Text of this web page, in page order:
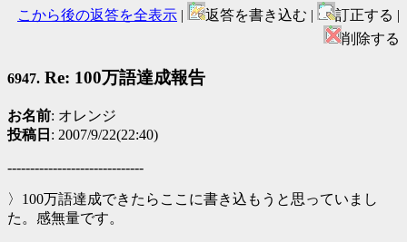
こから後の返答を全表示 | 返答を書き込む |
訂正する |
削除する
6947. Re: 100万語達成報告
お名前: オレンジ
投稿日 : 2007/9/22(22:40)
------------------------------
〉100万語達成できたらここに書き込もうと思っていまし
た。感無量です。